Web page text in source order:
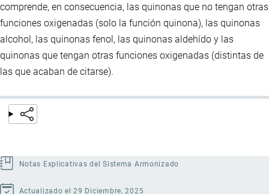
comprende, en consecuencia, las quinonas que no tengan otras
funciones oxigenadas (solo la función quinona), las quinonas
alcohol, las quinonas fenol, las quinonas aldehído y las
quinonas que tengan otras funciones oxigenadas (distintas de
las que acaban de citarse).
Notas Explicativas del Sistema Armonizado
Actualizado el 29 Diciembre, 2025